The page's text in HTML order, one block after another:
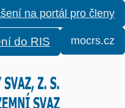
na portál pro členy
do RIS mocrs.cz